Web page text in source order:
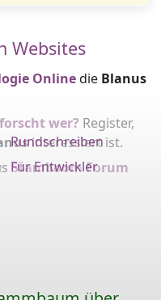
Websites
Onlinedie Blanus
wer? Register,
interessiert ist.
Stamboom Forum
Rundschreiben
Für Entwickler